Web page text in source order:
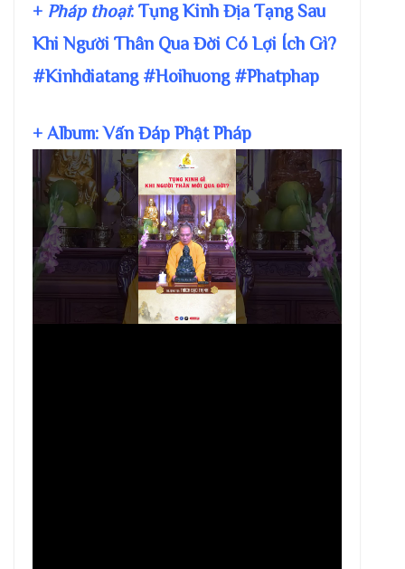
+ Pháp thoại: Tụng Kinh Địa Tạng Sau
Khi Người Thân Qua Đời Có Lợi Ích Gì?
#Kinhdiatang #Hoihuong #Phatphap
+ Album: Vấn Đáp Phật Pháp